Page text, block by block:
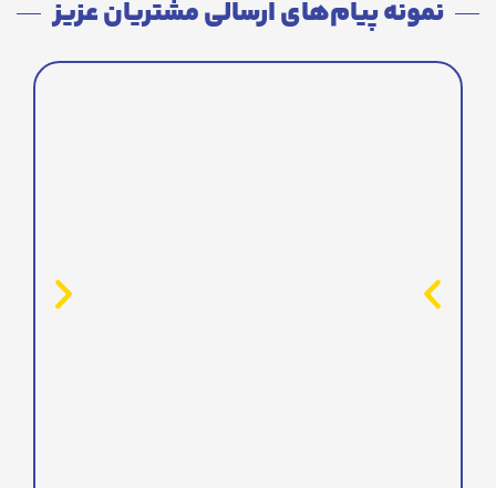
نمونه پیام‌های ارسالی مشتریان عزیز